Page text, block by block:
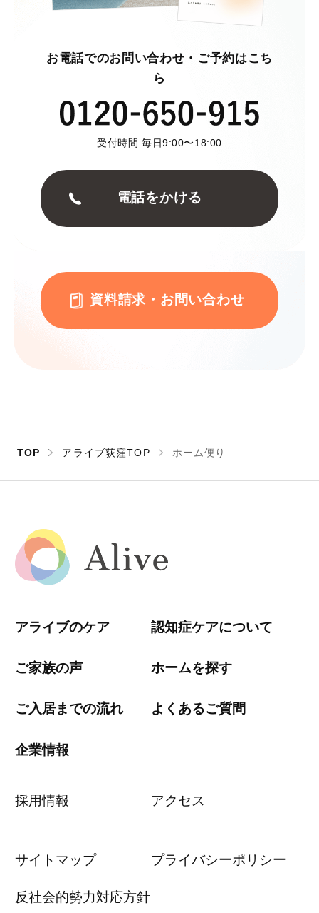
お電話でのお問い合わせ・ご予約はこち
ら
受付時間 毎日9:00〜18:00
電話をかける
資料請求・お問い合わせ
TOP アライブ荻窪TOP ホーム便り
アライブのケア 認知症ケアについて
ご家族の声 ホームを探す
ご入居までの流れ よくあるご質問
企業情報
採用情報 アクセス
サイトマップ プライバシーポリシー
反社会的勢力対応方針